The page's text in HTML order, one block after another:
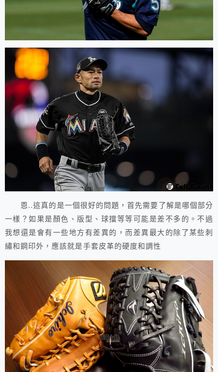
恩..這真的是一個很好的問題，首先需要了解是哪個部分
一樣？如果是顏色、版型、球擋等等可能是差不多的。不過
我想還是會有一些地方有差異的，而差異最大的除了某些刺
繡和鋼印外，應該就是手套皮革的硬度和調性